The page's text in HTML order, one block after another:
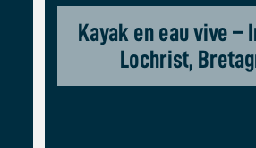
Kayak en eau vive –
Lochrist,